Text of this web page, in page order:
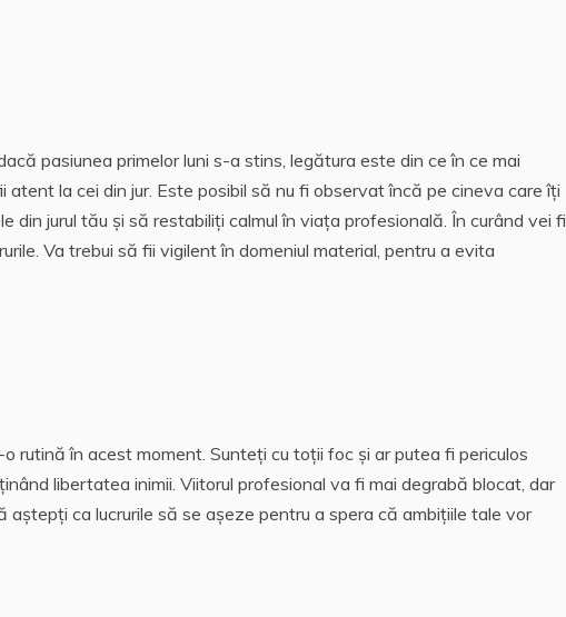
pasiunea primelor luni s-a stins, legătura este din ce în ce mai
atent la cei din jur. Este posibil să nu fi observat încă pe cineva care îți
din jurul tău și să restabiliți calmul în viața profesională. În curând vei fi
Va trebui să fii vigilent în domeniul material, pentru a evita
rutină în acest moment. Sunteți cu toții foc și ar putea fi periculos
libertatea inimii. Viitorul profesional va fi mai degrabă blocat, dar
aștepți ca lucrurile să se așeze pentru a spera că ambițiile tale vor